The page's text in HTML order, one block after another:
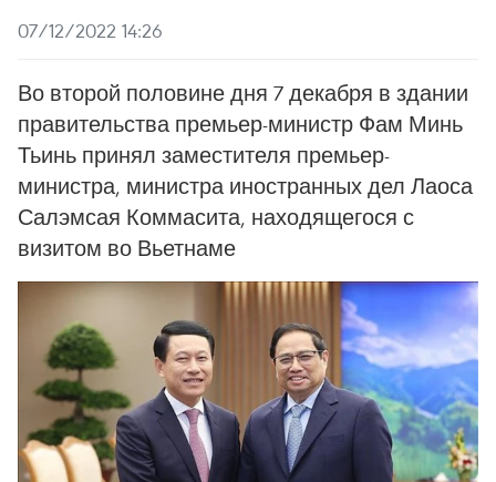
07/12/2022 14:26
Во второй половине дня 7 декабря в здании
правительства премьер-министр Фам Минь
Тьинь принял заместителя премьер-
министра, министра иностранных дел Лаоса
Салэмсая Коммасита, находящегося с
визитом во Вьетнаме